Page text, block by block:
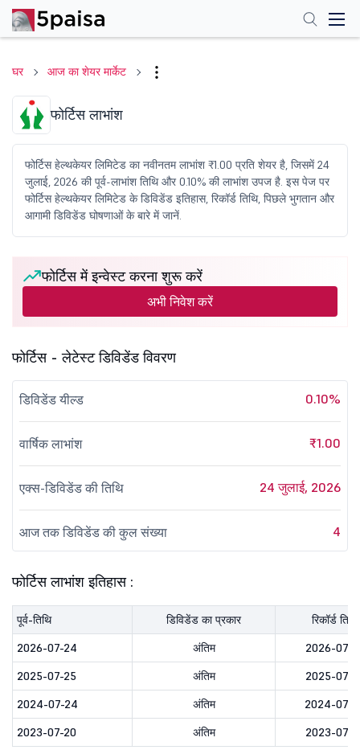
घर आज का शेयर मार्केट
फोर्टिस लाभांश
फोर्टिस हेल्थकेयर लिमिटेड का नवीनतम लाभांश ₹1.00 प्रति शेयर है, जिसमें 24
जुलाई, 2026 की पूर्व-लाभांश तिथि और 0.10% की लाभांश उपज है. इस पेज पर
फोर्टिस हेल्थकेयर लिमिटेड के डिविडेंड इतिहास, रिकॉर्ड तिथि, पिछले भुगतान और
आगामी डिविडेंड घोषणाओं के बारे में जानें.
फोर्टिस में इन्वेस्ट करना शुरू करें
अभी निवेश करें
फोर्टिस - लेटेस्ट डिविडेंड विवरण
डिविडेंड यील्ड 0.10%
वार्षिक लाभांश ₹1.00
एक्स-डिविडेंड की तिथि 24 जुलाई, 2026
आज तक डिविडेंड की कुल संख्या 4
फोर्टिस लाभांश इतिहास :
पूर्व-तिथि डिविडेंड का प्रकार
रिकॉर्ड तिथि
2026-07-24
अंतिम
2026-07-
2025-07-25
अंतिम
2025-07-
2024-07-24
अंतिम
2024-07-
2023-07-20
अंतिम 2023-07-